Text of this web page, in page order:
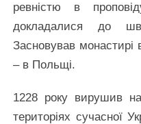
ревністю в
докладалися до
Засновував монастирі
– в Польщі.
1228 року вирушив
територіях сучасної